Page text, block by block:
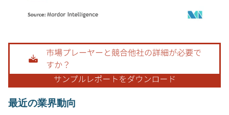
画像 © Mordor Intelligence。再利用にはCC BY 4.0の表示が必要です。
最近の業界動向